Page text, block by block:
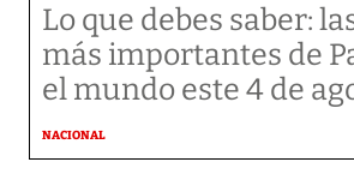
Lo que debes saber:
más importantes de
el mundo este 4 de
NACIONAL